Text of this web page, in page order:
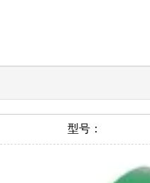
型号：